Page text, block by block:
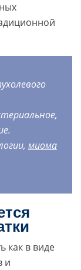
миома
как в виде
и